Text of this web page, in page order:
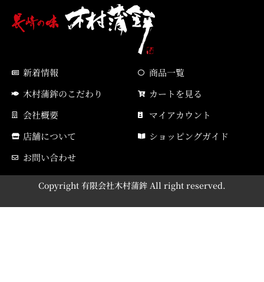
新着情報
木村蒲鉾のこだわり
会社概要
店舗について
お問い合わせ
商品一覧
カートを見る
マイアカウント
ショッピングガイド
Copyright 有限会社木村蒲鉾 All right reserved.